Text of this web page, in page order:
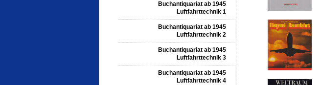
Buchantiquariat ab 1945
Luftfahrttechnik 1
Buchantiquariat ab 1945
Luftfahrttechnik 2
Buchantiquariat ab 1945
Luftfahrttechnik 3
Buchantiquariat ab 1945
Luftfahrttechnik 4